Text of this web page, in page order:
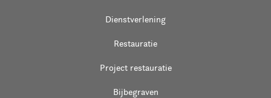
Dienstverlening
Restauratie
Project restauratie
Bijbegraven